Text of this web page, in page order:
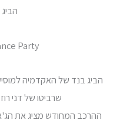
Party
הביג בנד של האקדמיה
שרביטו של דני
ההרכב המחודש מציג את